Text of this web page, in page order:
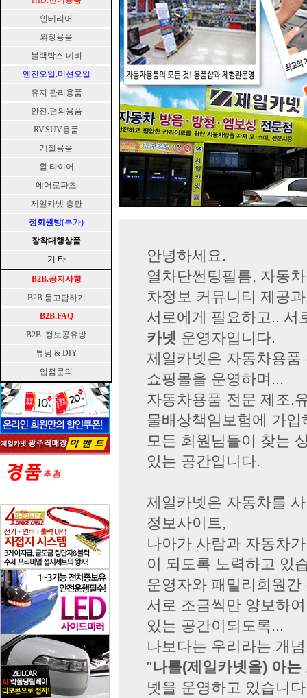
인테리어
외장용품
블랙박스.네비
엔진오일.미션오일
유지.관리용품
안전.편의용품
RV.SUV용품
계절용품
휠.타이어
에어로파츠
제일카넷 총판
정회원방(특가)
장착대행상품
기 타
B2B.공지사항
B2B.묻고답하기
B2B.FAQ
B2B. 정보공유방
튜닝 & DIY
입점문의
안녕하세요.
열차단썬팅필름, 자동
차정보 커뮤니티 제공
서로에게 필요하고..
카넷 운영자입니다.
제일카넷은 자동차용
쇼핑몰을 운영하며...
자동차용품 전문 제조.
물배상책임보험에 가입
모든 회원님들이 찾는
있는 공간입니다.
제일카넷은 자동차를
정보사이트,
나아가 사람과 자동차
이 되도록 노력하고 있
운영자와 패밀리회원
서로 조금씩만 양보하
있는 공간이되도록...
나보다는 우리라는 개
"나를(제일카넷을) 아
넷을 운영하고 있습니